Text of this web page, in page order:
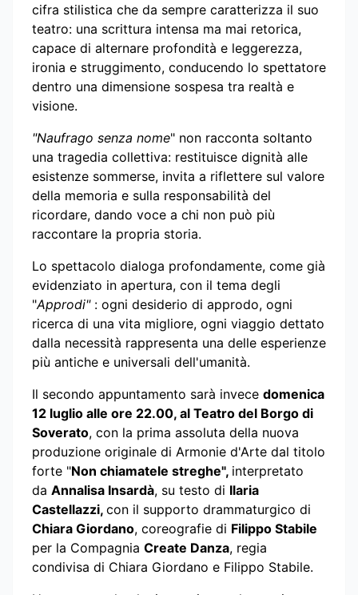
cifra stilistica che da sempre caratterizza il suo
teatro: una scrittura intensa ma mai retorica,
capace di alternare profondità e leggerezza,
ironia e struggimento, conducendo lo spettatore
dentro una dimensione sospesa tra realtà e
visione.
"Naufrago senza nome" non racconta soltanto
una tragedia collettiva: restituisce dignità alle
esistenze sommerse, invita a riflettere sul valore
della memoria e sulla responsabilità del
ricordare, dando voce a chi non può più
raccontare la propria storia.
Lo spettacolo dialoga profondamente, come già
evidenziato in apertura, con il tema degli
"Approdi" : ogni desiderio di approdo, ogni
ricerca di una vita migliore, ogni viaggio dettato
dalla necessità rappresenta una delle esperienze
più antiche e universali dell'umanità.
Il secondo appuntamento sarà invece domenica
12 luglio alle ore 22.00, al Teatro del Borgo di
Soverato, con la prima assoluta della nuova
produzione originale di Armonie d'Arte dal titolo
forte "Non chiamatele streghe", interpretato
da Annalisa Insardà, su testo di Ilaria
Castellazzi, con il supporto drammaturgico di
Chiara Giordano, coreografie di Filippo Stabile
per la Compagnia Create Danza, regia
condivisa di Chiara Giordano e Filippo Stabile.